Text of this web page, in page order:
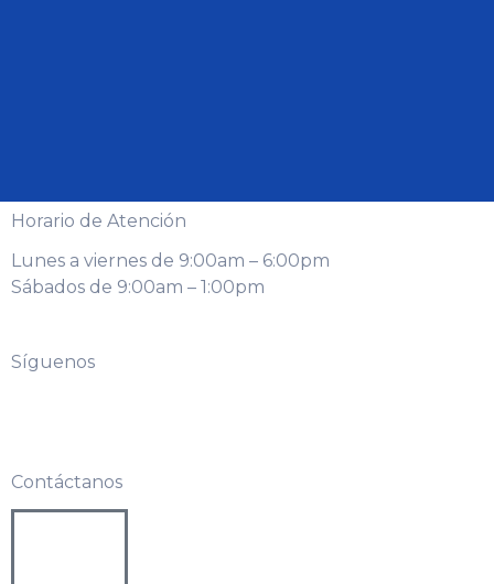
Horario de Atención
Lunes a viernes de 9:00am – 6:00pm
Sábados de 9:00am – 1:00pm
Síguenos
Contáctanos